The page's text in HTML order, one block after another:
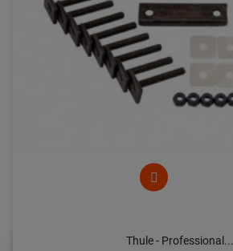
Thule - Professional...